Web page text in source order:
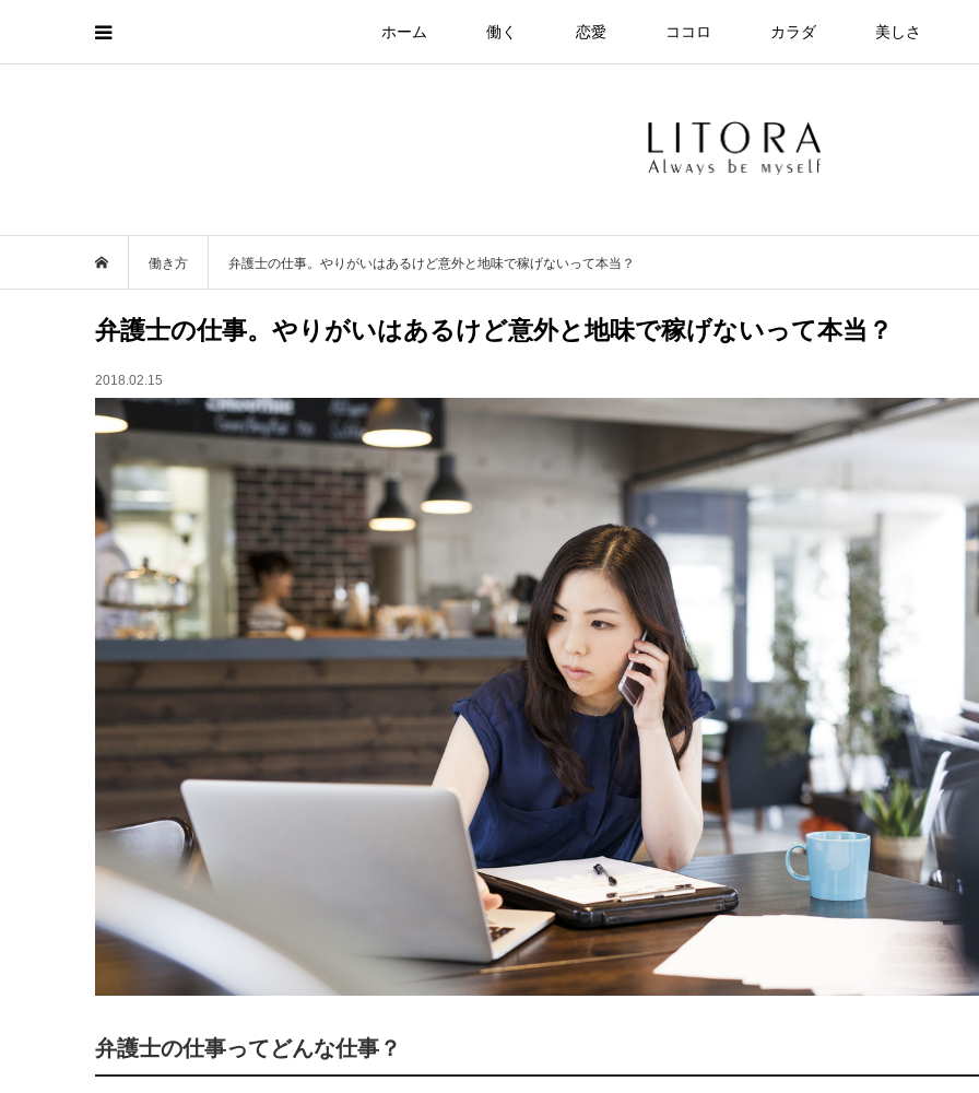
ホーム 働く 恋愛 ココロ カラダ 美しさ
働き方 弁護士の仕事。やりがいはあるけど意外と地味で稼げないって本当？
弁護士の仕事。やりがいはあるけど意外と地味で稼げないって本当？
2018.02.15
弁護士の仕事ってどんな仕事？